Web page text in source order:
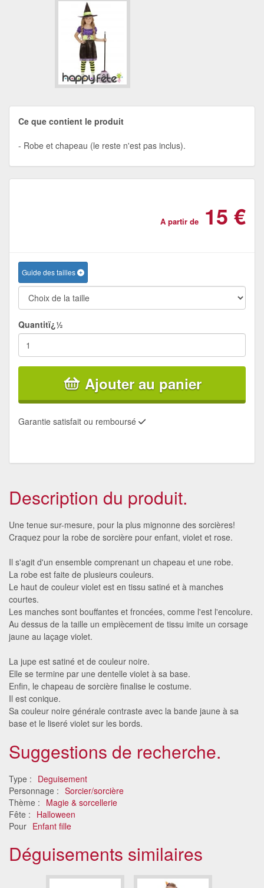
Ce que contient le produit
Robe et chapeau (le reste n'est pas inclus).
A partir de 15 €
Guide des tailles
Quantitï¿½
Ajouter au panier
Garantie satisfait ou remboursé
Description du produit.
Une tenue sur-mesure, pour la plus mignonne des sorcières!
Craquez pour la robe de sorcière pour enfant, violet et rose.
Il s'agit d'un ensemble comprenant un chapeau et une robe.
La robe est faite de plusieurs couleurs.
Le haut de couleur violet est en tissu satiné et à manches
courtes.
Les manches sont bouffantes et froncées, comme l'est l'encolure.
Au dessus de la taille un empiècement de tissu imite un corsage
jaune au laçage violet.
La jupe est satiné et de couleur noire.
Elle se termine par une dentelle violet à sa base.
Enfin, le chapeau de sorcière finalise le costume.
Il est conique.
Sa couleur noire générale contraste avec la bande jaune à sa
base et le liseré violet sur les bords.
Suggestions de recherche.
Type : Deguisement
Personnage : Sorcier/sorcière
Thème : Magie & sorcellerie
Fête : Halloween
Pour Enfant fille
Déguisements similaires